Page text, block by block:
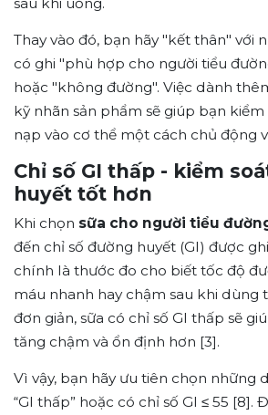
Thay vào đó, bạn hãy "kết thân" với
có ghi "phù hợp cho người tiểu
hoặc "không đường". Việc dành
kỹ nhãn sản phẩm sẽ giúp bạn
nạp vào cơ thể một cách chủ động
Chỉ số GI thấp - kiểm
huyết tốt hơn
Khi chọn sữa cho người tiểu
đến chỉ số đường huyết (GI) được
chính là thước đo cho biết tốc độ
máu nhanh hay chậm sau khi dùng
đơn giản, sữa có chỉ số GI thấp sẽ
tăng chậm và ổn định hơn [3].
Vì vậy, bạn hãy ưu tiên chọn những
“GI thấp” hoặc có chỉ số GI ≤ 55 [8].